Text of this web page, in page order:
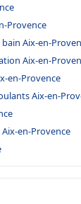
Provence
Aix-en-
Aix-en-
en-Provence
Aix-en-
en-Provence